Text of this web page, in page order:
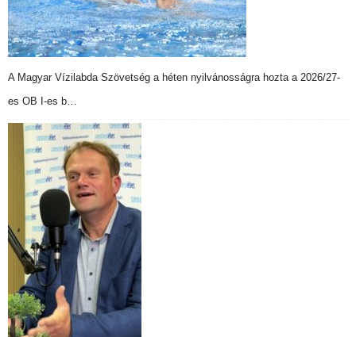
A Magyar Vízilabda Szövetség a héten nyilvánosságra hozta a 2026/27-
es OB I-es b…